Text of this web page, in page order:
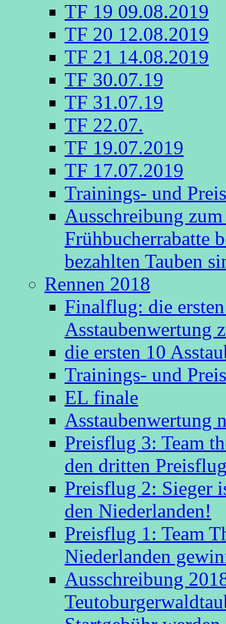
TF 19 09.08.2019
TF 20 12.08.2019
TF 21 14.08.2019
TF 30.07.19
TF 31.07.19
TF 22.07.
TF 19.07.2019
TF 17.07.2019
Trainings- und
Ausschreibung
Frühbucherrabatte
bezahlten Tauben
Rennen 2018
Finalflug: die
Asstaubenwertung
die ersten 10
Trainings- und
EL finale
Asstaubenwertung
Preisflug 3: Team
den dritten
Preisflug 2: Sieger
den Niederlanden!
Preisflug 1: Team
Niederlanden
Ausschreibung